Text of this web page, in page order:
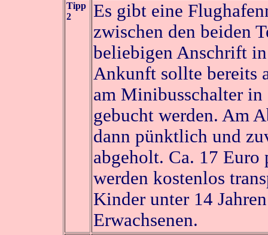
Tipp
2
Es gibt eine
zwischen den beiden
beliebigen Anschrift
Ankunft sollte bereits
am Minibusschalter
gebucht werden. Am
dann pünktlich und
abgeholt. Ca. 17 Euro
werden kostenlos
Kinder unter 14
Erwachsenen.